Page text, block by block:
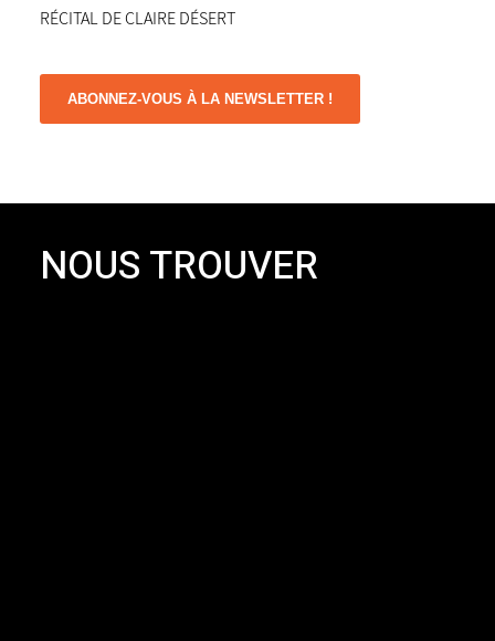
RÉCITAL DE CLAIRE DÉSERT
ABONNEZ-VOUS À LA NEWSLETTER !
NOUS TROUVER